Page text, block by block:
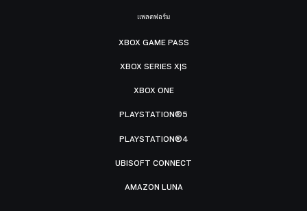
แพลตฟอร์ม
XBOX GAME PASS
XBOX SERIES X|S
XBOX ONE
PLAYSTATION®5
PLAYSTATION®4
UBISOFT CONNECT
AMAZON LUNA